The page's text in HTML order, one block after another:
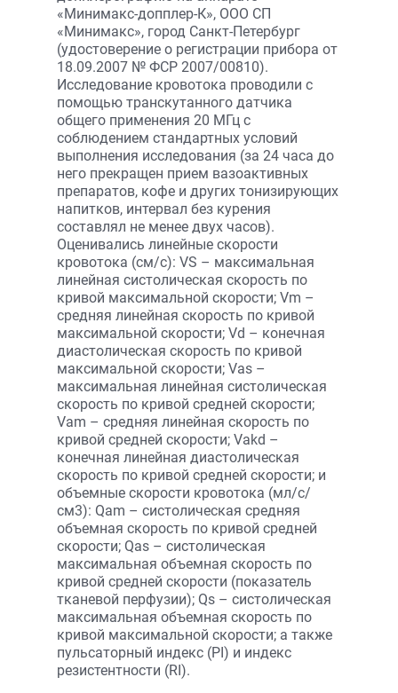
«Минимакс-допплер-К», ООО СП
«Минимакс», город Санкт-Петербург
(удостоверение о регистрации прибора от
18.09.2007 № ФСР 2007/00810).
Исследование кровотока проводили с
помощью транскутанного датчика
общего применения 20 МГц с
соблюдением стандартных условий
выполнения исследования (за 24 часа до
него прекращен прием вазоактивных
препаратов, кофе и других тонизирующих
напитков, интервал без курения
составлял не менее двух часов).
Оценивались линейные скорости
кровотока (см/с): VS – максимальная
линейная систолическая скорость по
кривой максимальной скорости; Vm –
средняя линейная скорость по кривой
максимальной скорости; Vd – конечная
диастолическая скорость по кривой
максимальной скорости; Vas –
максимальная линейная систолическая
скорость по кривой средней скорости;
Vam – средняя линейная скорость по
кривой средней скорости; Vakd –
конечная линейная диастолическая
скорость по кривой средней скорости; и
объемные скорости кровотока (мл/с/
см3): Qаm – систолическая средняя
объемная скорость по кривой средней
скорости; Qas – систолическая
максимальная объемная скорость по
кривой средней скорости (показатель
тканевой перфузии); Qs – систолическая
максимальная объемная скорость по
кривой максимальной скорости; а также
пульсаторный индекс (PI) и индекс
резистентности (RI).